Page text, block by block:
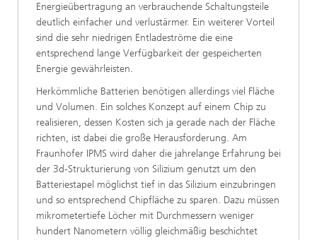
Energieübertragung an verbrauchende Schaltungsteile
deutlich einfacher und verlustärmer. Ein weiterer Vorteil
sind die sehr niedrigen Entladeströme die eine
entsprechend lange Verfügbarkeit der gespeicherten
Energie gewährleisten.
Herkömmliche Batterien benötigen allerdings viel Fläche
und Volumen. Ein solches Konzept auf einem Chip zu
realisieren, dessen Kosten sich ja gerade nach der Fläche
richten, ist dabei die große Herausforderung. Am
Fraunhofer IPMS wird daher die jahrelange Erfahrung bei
der 3d-Strukturierung von Silizium genutzt um den
Batteriestapel möglichst tief in das Silizium einzubringen
und so entsprechend Chipfläche zu sparen. Dazu müssen
mikrometertiefe Löcher mit Durchmessern weniger
hundert Nanometern völlig gleichmäßig beschichtet